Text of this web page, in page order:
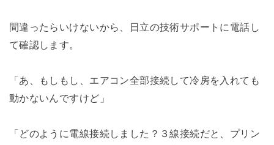
間違ったらいけないから、日立の技術サポートに電話し
て確認します。
「あ、もしもし、エアコン全部接続して冷房を入れても
動かないんですけど」
「どのように電線接続しました？３線接続だと、プリン